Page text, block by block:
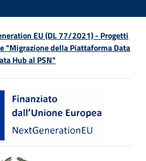
EU (DL 77/2021) - Progetti
"Migrazione della Piattaforma Data
Hub al PSN"